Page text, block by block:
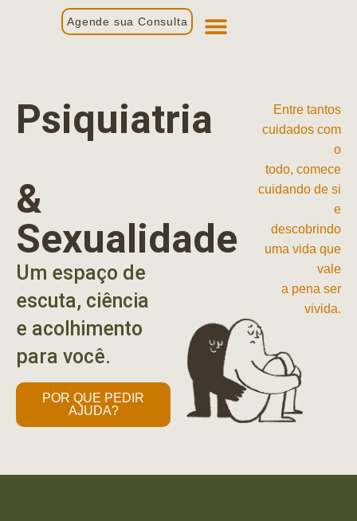
Agende sua Consulta
Psiquiatria
&
Sexualidade
Um espaço de
escuta, ciência
e acolhimento
para você.
POR QUE PEDIR
AJUDA?
Entre tantos
cuidados com
o
todo, comece
cuidando de si
e
descobrindo
uma vida que
vale
a pena ser
vivida.